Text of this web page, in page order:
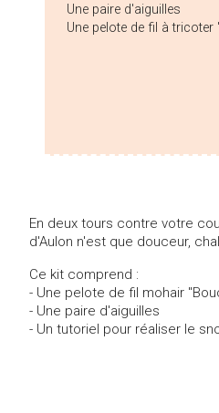
Une paire d'aiguilles
Une pelote de fil à tricoter
En deux tours contre votre
d'Aulon n'est que douceur,
Ce kit comprend :
- Une pelote de fil mohair
- Une paire d'aiguilles
- Un tutoriel pour réaliser le